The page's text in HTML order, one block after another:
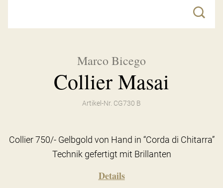
Marco Bicego
Collier Masai
Artikel-Nr. CG730 B
Collier 750/- Gelbgold von Hand in “Corda di Chitarra”
Technik gefertigt mit Brillanten
Details